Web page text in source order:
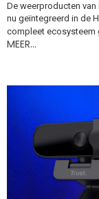
De weerproducten
nu geïntegreerd in de
compleet ecosysteem
MEER…